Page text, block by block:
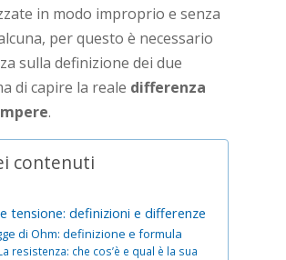
in modo improprio e senza
per questo è necessario
sulla definizione dei due
di capire la reale differenza
.
contenuti
tensione: definizioni e differenze
di Ohm: definizione e formula
resistenza: che cos’è e qual è la sua